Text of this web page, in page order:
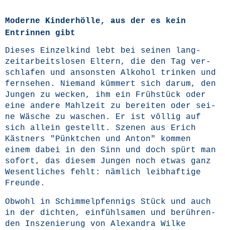
Moderne Kinderhölle, aus der es kein
Entrinnen gibt
Die­ses Ein­zel­kind lebt bei sei­nen lang­
zeit­ar­beits­lo­sen Eltern, die den Tag ver­
schla­fen und ansons­ten Alko­hol trin­ken und
fern­se­hen. Nie­mand küm­mert sich dar­um, den
Jun­gen zu wecken, ihm ein Früh­stück oder
eine ande­re Mahl­zeit zu berei­ten oder sei­
ne Wäsche zu waschen. Er ist völ­lig auf
sich allein gestellt. Sze­nen aus Erich
Käst­ners "Pünkt­chen und Anton" kom­men
einem dabei in den Sinn und doch spürt man
sofort, das die­sem Jun­gen noch etwas ganz
Wesent­li­ches fehlt: näm­lich leib­haf­ti­ge
Freunde.
Obwohl in Schim­mel­p­fen­nigs Stück und auch
in der dich­ten, ein­fühl­sa­men und berüh­ren­
den Insze­nie­rung von Alex­an­dra Wil­ke